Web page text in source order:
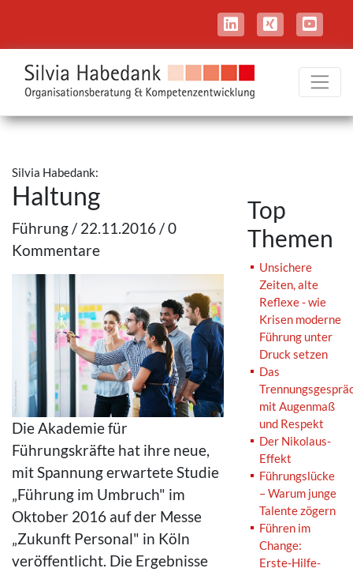
Silvia Habedank:
Haltung
Führung / 22.11.2016 / 0
Kommentare
Die Akademie für
Führungskräfte hat ihre neue,
mit Spannung erwartete Studie
„Führung im Umbruch" im
Oktober 2016 auf der Messe
„Zukunft Personal" in Köln
veröffentlicht. Die Ergebnisse
Top
Themen
Unsichere
Zeiten, alte
Reflexe - wie
Krisen moderne
Führung unter
Druck setzen
Das
mit Augenmaß
und Respekt
Der Nikolaus-
Effekt
Führungslücke
– Warum junge
Talente zögern
Führen im
Change:
Erste-Hilfe-